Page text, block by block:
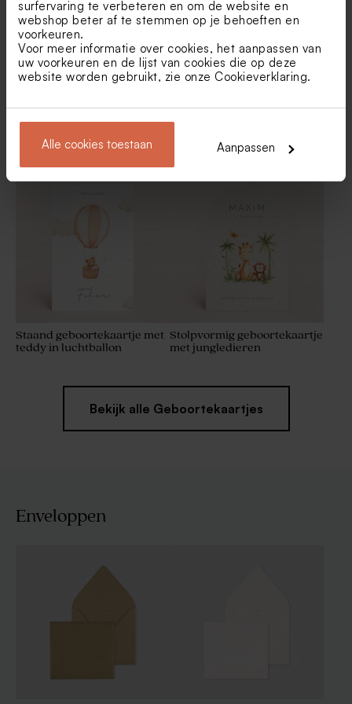
surfervaring te verbeteren en om de website en
webshop beter af te stemmen op je behoeften en
voorkeuren.
Voor meer informatie over cookies, het aanpassen van
uw voorkeuren en de lijst van cookies die op deze
website worden gebruikt, zie onze Cookieverklaring.
Alle cookies toestaan Aanpassen
Hartvormige likkoekjes roze
Katoenen lint roze large
stolpvorm met streepjes en
bosdiertjes
Staand geboortekaartje met
teddy in luchtballon
Stolpvormig geboortekaartje
met jungledieren
Bekijk alle Geboortekaartjes
Enveloppen